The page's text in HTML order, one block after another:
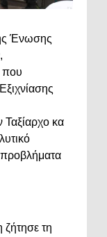
Ένωσης
που
Ταξίαρχο κα
τη